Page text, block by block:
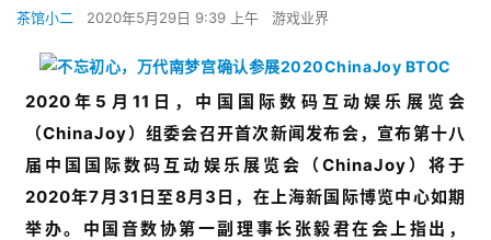
茶馆小二 2020年5月29日 9:39 上午 游戏业界
2020年5月11日，中国国际数码互动娱乐展览会
（ChinaJoy）组委会召开首次新闻发布会，宣布第十八
届中国国际数码互动娱乐展览会（ChinaJoy）将于
2020年7月31日至8月3日，在上海新国际博览中心如期
举办。中国音数协第一副理事长张毅君在会上指出，